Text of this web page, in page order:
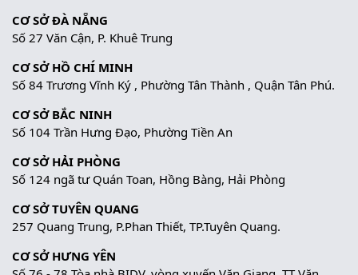
CƠ SỞ ĐÀ NẴNG
Số 27 Văn Cận, P. Khuê Trung
CƠ SỞ HỒ CHÍ MINH
Số 84 Trương Vĩnh Ký , Phường Tân Thành , Quận Tân Phú.
CƠ SỞ BẮC NINH
Số 104 Trần Hưng Đạo, Phường Tiền An
CƠ SỞ HẢI PHÒNG
Số 124 ngã tư Quán Toan, Hồng Bàng, Hải Phòng
CƠ SỞ TUYÊN QUANG
257 Quang Trung, P.Phan Thiết, TP.Tuyên Quang.
CƠ SỞ HƯNG YÊN